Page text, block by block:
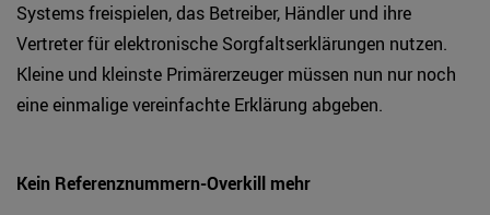
Systems freispielen, das Betreiber, Händler und ihre
Vertreter für elektronische Sorgfaltserklärungen nutzen.
Kleine und kleinste Primärerzeuger müssen nun nur noch
eine einmalige vereinfachte Erklärung abgeben.
Kein Referenznummern-Overkill mehr